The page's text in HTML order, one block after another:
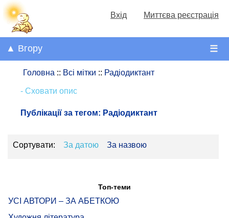
Вхід Миттєва реєстрація
☰
▲ Вгору
Головна :: Всі мітки :: Радіодиктант
- Сховати опис
Публікації за тегом: Радіодиктант
Сортувати: За датою За назвою
Топ-теми
УСІ АВТОРИ – ЗА АБЕТКОЮ